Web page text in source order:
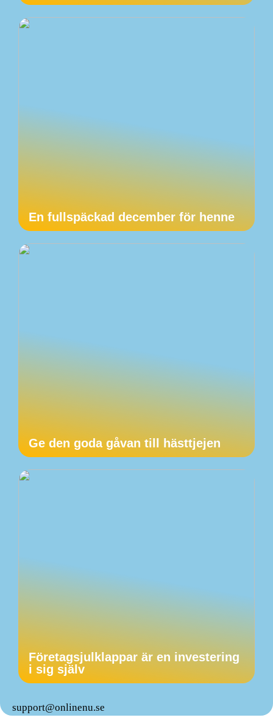
En fullspäckad december för henne
Ge den goda gåvan till hästtjejen
Företagsjulklappar är en investering
i sig själv
support@onlinenu.se